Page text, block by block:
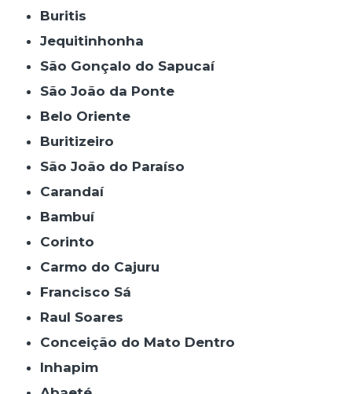
Buritis
Jequitinhonha
São Gonçalo do Sapucaí
São João da Ponte
Belo Oriente
Buritizeiro
São João do Paraíso
Carandaí
Bambuí
Corinto
Carmo do Cajuru
Francisco Sá
Raul Soares
Conceição do Mato Dentro
Inhapim